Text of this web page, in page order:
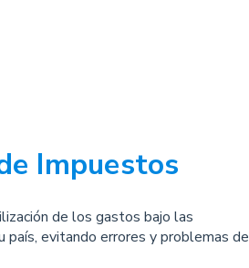
Impuestos
de los gastos bajo las
evitando errores y problemas de